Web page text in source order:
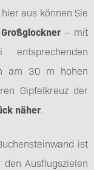
aus können Sie
– mit
am 30 m hohen
Gipfelkreuz der
näher.
ist
Ausflugszielen